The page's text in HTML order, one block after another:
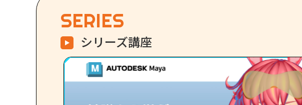
SERIES
シリーズ講座